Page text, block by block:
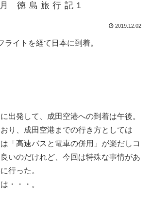
徳島旅行記1
2019.12.02
ライトを経て日本に到着。
出発して、成田空港への到着は午後。
り、成田空港までの行き方としては
は「高速バスと電車の併用」が楽だしコ
いのだけれど、今回は特殊な事情があ
行った。
・・・。